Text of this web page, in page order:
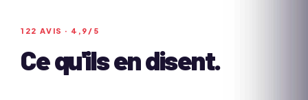
122 AVIS · 4,9 /5
Ce qu'ils en disent.